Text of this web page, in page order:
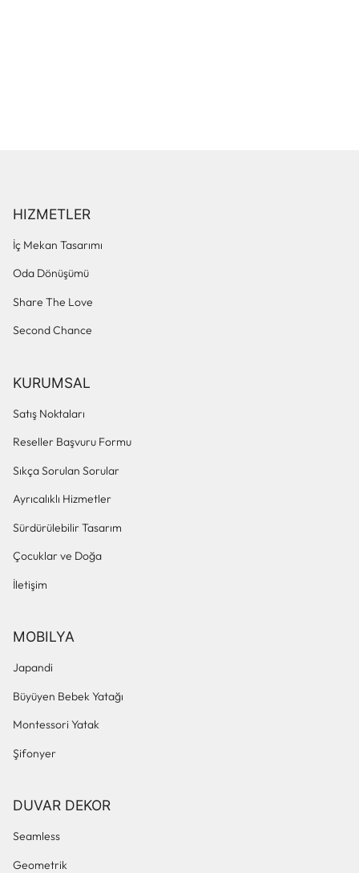
HIZMETLER
İç Mekan Tasarımı
Oda Dönüşümü
Share The Love
Second Chance
KURUMSAL
Satış Noktaları
Reseller Başvuru Formu
Sıkça Sorulan Sorular
Ayrıcalıklı Hizmetler
Sürdürülebilir Tasarım
Çocuklar ve Doğa
İletişim
MOBILYA
Japandi
Büyüyen Bebek Yatağı
Montessori Yatak
Şifonyer
DUVAR DEKOR
Seamless
Geometrik